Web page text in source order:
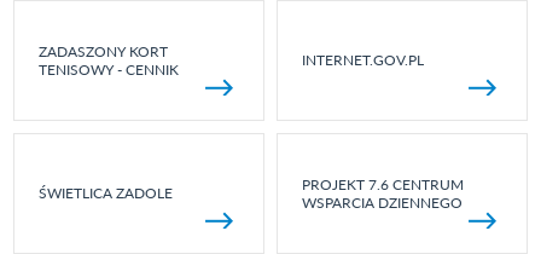
ZADASZONY KORT
TENISOWY - CENNIK
INTERNET.GOV.PL
ŚWIETLICA ZADOLE
PROJEKT 7.6 CENTRUM
WSPARCIA DZIENNEGO